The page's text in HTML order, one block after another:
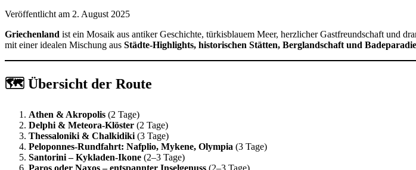
Veröffentlicht am 2. August 2025
Griechenland ist ein Mosaik aus antiker Geschichte, türkisblauem Meer, herzlicher Gastfreundschaft und
mit einer idealen Mischung aus Städte-Highlights, historischen Stätten, Berglandschaft und
🗺️ Übersicht der Route
Athen & Akropolis (2 Tage)
Delphi & Meteora-Klöster (2 Tage)
Thessaloniki & Chalkidiki (3 Tage)
Peloponnes-Rundfahrt: Nafplio, Mykene, Olympia (3 Tage)
Santorini – Kykladen-Ikone (2–3 Tage)